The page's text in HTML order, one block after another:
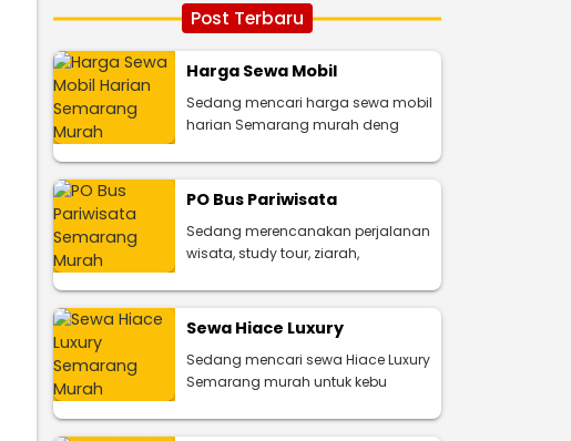
Post Terbaru
Harga Sewa Mobil
Sedang mencari harga sewa mobil
harian Semarang murah deng
PO Bus Pariwisata
Sedang merencanakan perjalanan
wisata, study tour, ziarah,
Sewa Hiace Luxury
Sedang mencari sewa Hiace Luxury
Semarang murah untuk kebu